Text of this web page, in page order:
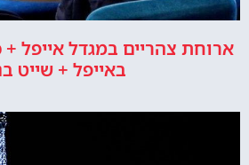
באייפל + שייט